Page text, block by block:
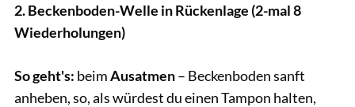
2.Beckenboden-Welle in Rückenlage (2-mal 8
Wiederholungen)
So geht's: beimAusatmen– Beckenbodensanft
anheben, so, als würdest du einen Tampon halten,